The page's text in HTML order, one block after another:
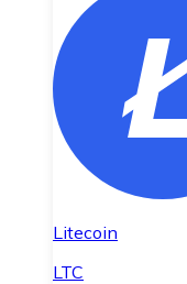
Litecoin
LTC